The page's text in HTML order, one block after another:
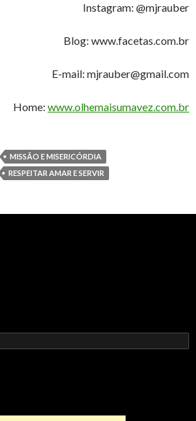
Instagram: @mjrauber
Blog: www.facetas.com.br
E-mail: mjrauber@gmail.com
Home: www.olhemaisumavez.com.br
MISSÃO E MISERICÓRDIA
RESPEITAR AMAR E SERVIR